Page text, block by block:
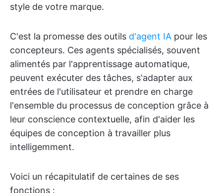
style de votre marque.
C'est la promesse des outils d'agent IA pour les
concepteurs. Ces agents spécialisés, souvent
alimentés par l'apprentissage automatique,
peuvent exécuter des tâches, s'adapter aux
entrées de l'utilisateur et prendre en charge
l'ensemble du processus de conception grâce à
leur conscience contextuelle, afin d'aider les
équipes de conception à travailler plus
intelligemment.
Voici un récapitulatif de certaines de ses
fonctions :